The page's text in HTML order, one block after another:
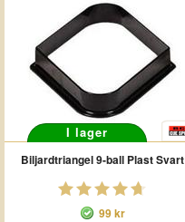
I lager
Biljardtriangel 9-ball Plast Svart
99 kr